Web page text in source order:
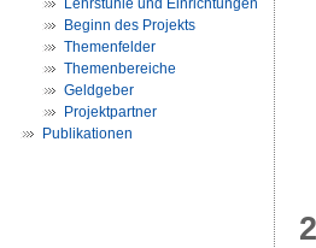
Lehrstühle und Einrichtungen
Beginn des Projekts
Themenfelder
Themenbereiche
Geldgeber
Projektpartner
Publikationen